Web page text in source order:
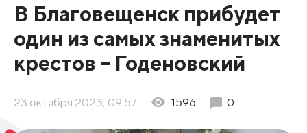
В Благовещенск прибудет
один из самых знаменитых
крестов – Годеновский
23 октября 2023, 09:57 1596 0